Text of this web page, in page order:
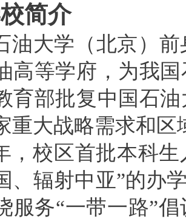
简介
油大学（北京）
高等学府，为我
育部批复中国石
重大战略需求和
，校区首批本科
、辐射中亚”的办
服务“一带一路”